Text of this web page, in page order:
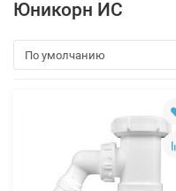
Юникорн ИС